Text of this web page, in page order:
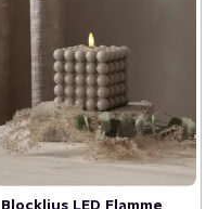
Blockljus LED Flamme